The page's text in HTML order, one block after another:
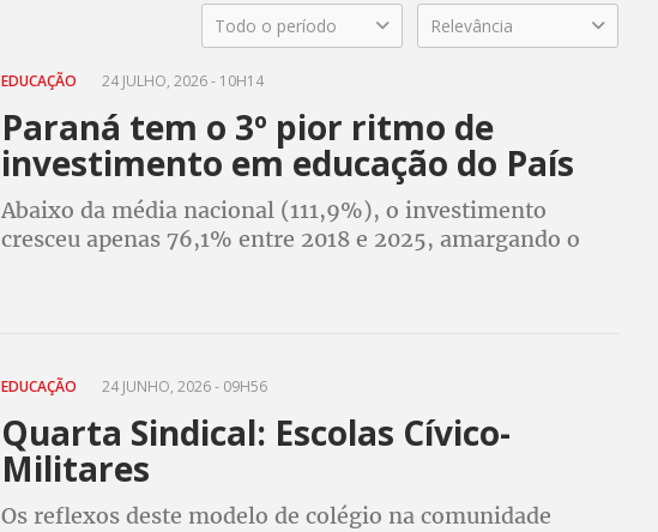
Todo o período Relevância
EDUCAÇÃO 24 JULHO, 2026 - 10H14
Paraná tem o 3º pior ritmo de
investimento em educação do País
Abaixo da média nacional (111,9%), o investimento
cresceu apenas 76,1% entre 2018 e 2025, amargando o
EDUCAÇÃO 24 JUNHO, 2026 - 09H56
Quarta Sindical: Escolas Cívico-
Militares
Os reflexos deste modelo de colégio na comunidade